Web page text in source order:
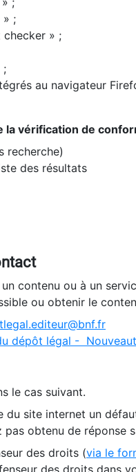
» ;
checker » ;
;
au navigateur
la vérification de
recherche)
des résultats
un contenu ou à un
ou obtenir le
dépôt légal -
le cas suivant.
du site internet un
pas obtenu de réponse
des droits (via le
des droits dans